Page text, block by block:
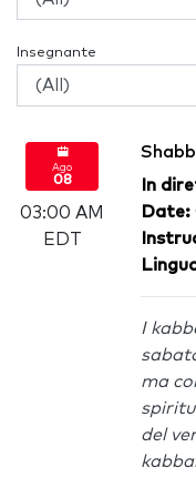
Insegnante
Ago
08
03:00 AM
EDT
In
Date:
I
ma
del